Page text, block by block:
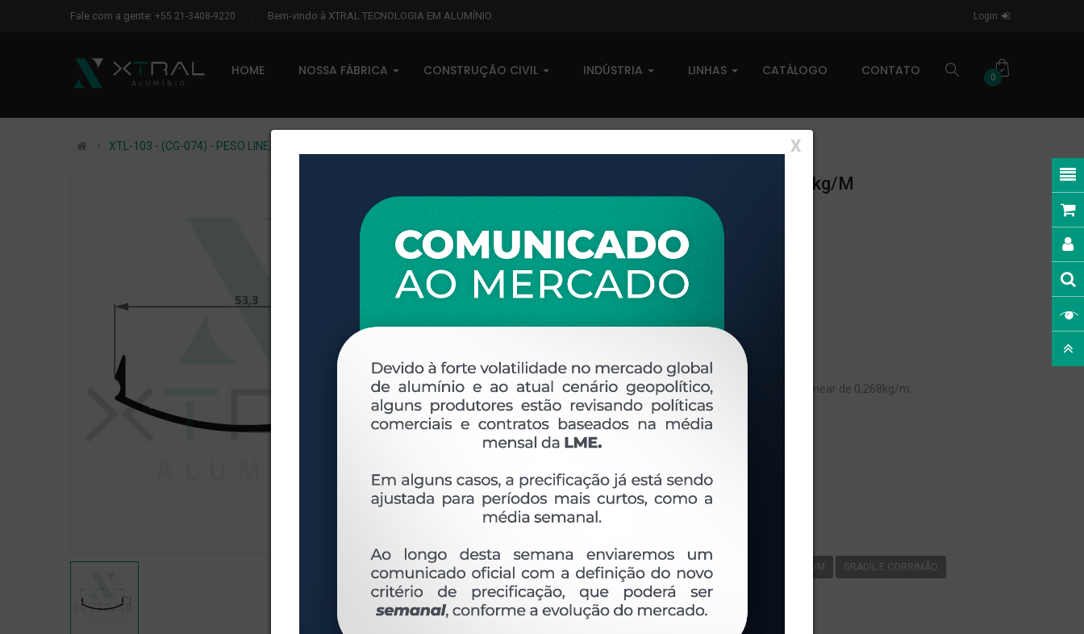
Fale com a gente: +55 21-3408-9220 Bem-vindo à XTRAL TECNOLOGIA EM ALUMÍNIO. Login
HOME NOSSA FÁBRICA CONSTRUÇÃO CIVIL INDÚSTRIA LINHAS CATÁLOGO CONTATO 0
X
XTL-103 - (CG-074) - PESO LINEAR: 0,268kg/m
XTL-103 - (CG-074) - PESO LINEAR: 0,268kg/m
0 comentários
Disponível sob consulta
Taxas R$ 0,00
Disponibilidade:
Em estoque
OVERVIEW
Perfil extrudado de alumínio para GRADIL E CORRIMÃO, com peso linear de 0,268kg/m.
Ver perfis relacionados
Etiquetas: 103- PESO LINEAR - 0 268 KG/M CG-074 268KG/M GRADIL E CORRIMÃO